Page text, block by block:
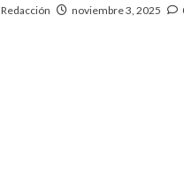
Redacción noviembre 3, 2025